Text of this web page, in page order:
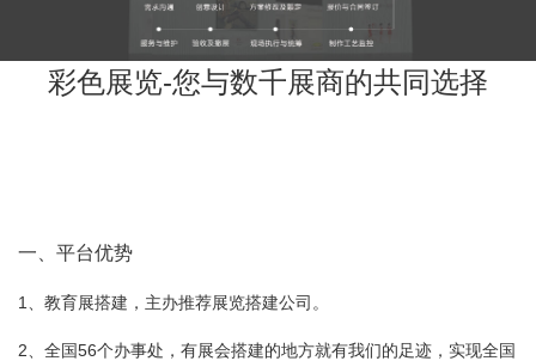
彩色展览-您与数千展商的共同选择
一、平台优势
1、教育展搭建，主办推荐展览搭建公司。
2、全国56个办事处，有展会搭建的地方就有我们的足迹，实现全国